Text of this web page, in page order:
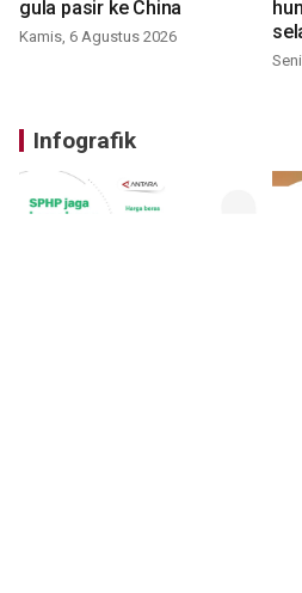
gula pasir ke China
Kamis, 6 Agustus 2026
Infografik